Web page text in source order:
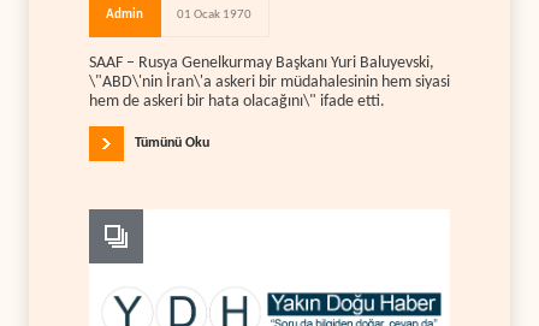
Admin 01 Ocak 1970
SAAF – Rusya Genelkurmay Başkanı Yuri Baluyevski,
\"ABD\'nin İran\'a askeri bir müdahalesinin hem siyasi
hem de askeri bir hata olacağını\" ifade etti.
Tümünü Oku